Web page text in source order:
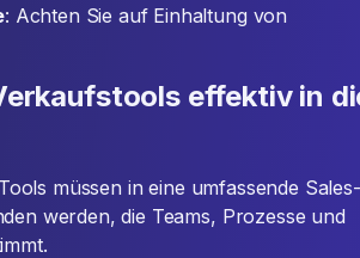
: Achten Sie auf Einhaltung von
effektiv in
müssen in eine umfassende Sales-
werden, die Teams, Prozesse und